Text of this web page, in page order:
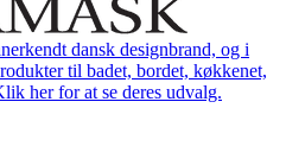
dansk designbrand, og i
til badet, bordet, køkkenet,
her for at se deres udvalg.